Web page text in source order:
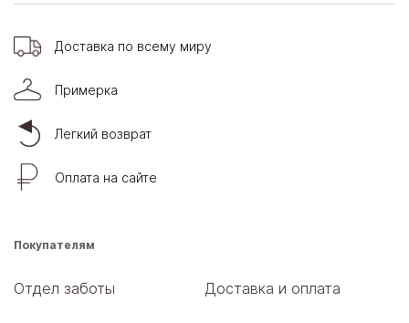
Доставка по всему миру
Примерка
Легкий возврат
Оплата на сайте
Покупателям
Отдел заботы Доставка и оплата